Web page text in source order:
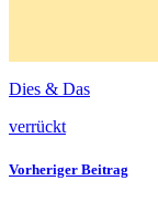
Dies & Das
verrückt
Vorheriger Beitrag